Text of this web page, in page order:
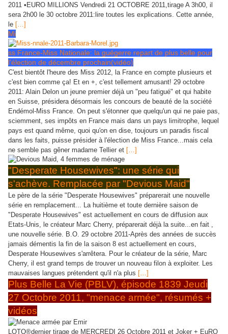
2011 •EURO MILLIONS Vendredi 21 OCTOBRE 2011,tirage A 3h00, il
sera 2h00 le 30 octobre 2011:lire toutes les explications. Cette année,
le […]
Mi
ss France-Miss Nationale: la guégerre repart de plus belle pour
l'élection de décembre prochain(vidéo)
C'est bientôt l'heure des Miss 2012, la France en compte plusieurs et
c'est bien comme ça! Et en +, c'est tellement amusant! 29 octobre
2011: Alain Delon un jeune premier déjà un "peu fatigué" et qui habite
en Suisse, présidera désormais les concours de beauté de la société
Endémol-Miss France. On peut s'étonner que quelqu'un qui ne paie pas,
sciemment, ses impôts en France mais dans un pays limitrophe, lequel
pays est quand même, quoi qu'on en dise, toujours un paradis fiscal
dans les faits, puisse présider à l'élection de Miss France...mais cela
ne semble pas gêner madame Tellier et […]
"Desperate Housewives": une série qui
s'achève. Remplacée par "Devious Maid"
Le père de la série "Desperate Housewives" préparerait une nouvelle
série en remplacement... La huitième et toute dernière saison de
"Desperate Housewives" est actuellement en cours de diffusion aux
Etats-Unis, le créateur Marc Cherry, préparerait déjà la suite...en fait ,
une nouvelle série. B.O. 29 octobre 2011-Après des années de succès
jamais démentis la fin de la saison 8 est actuellement en cours,
Desperate Housewives s'arrêtera. Pour le créateur de la série, Marc
Cherry, il est grand temps de trouver un nouveau filon à exploiter. Les
mauvaises langues prétendent qu'il n'a plus […]
Plus Belle La Vie (PBLV), épisode 1839 Jeudi
27 Octobre 2011, "menace armée", résumés +
vidéos
LOTO®dernier tirage de MERCREDI 26 Octobre 2011 et Joker + EuRO